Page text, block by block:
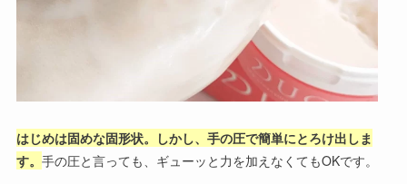
はじめは固めな固形状。しかし、手の圧で簡単にとろけ出しま
す。 手の圧と言っても、ギューッと力を加えなくてもOKです。